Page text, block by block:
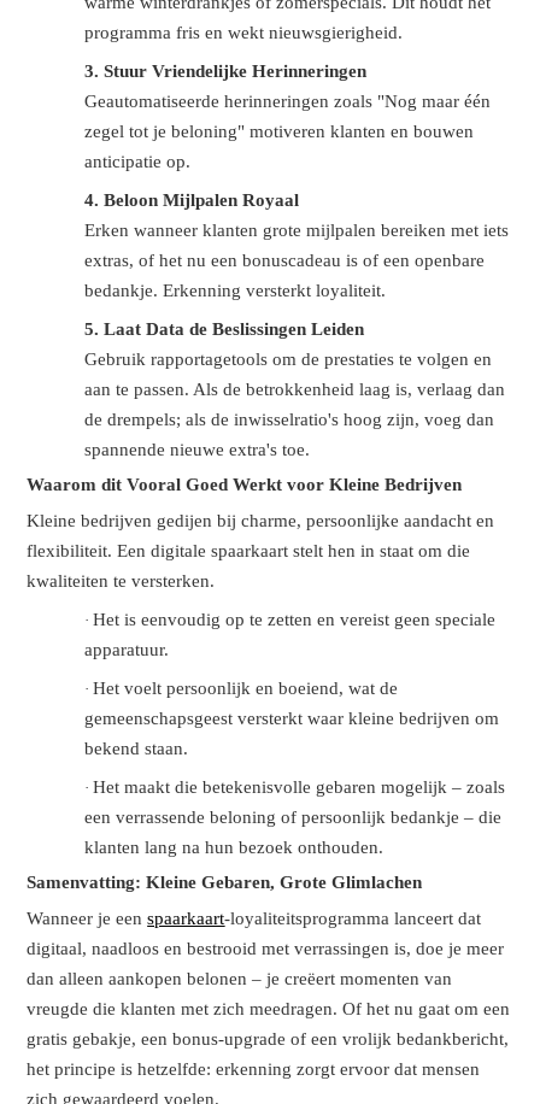
programma fris en wekt nieuwsgierigheid.
3.Stuur Vriendelijke Herinneringen
Geautomatiseerde herinneringen zoals "Nog maar één
zegel tot je beloning" motiveren klanten en bouwen
anticipatie op.
4.Beloon Mijlpalen Royaal
Erken wanneer klanten grote mijlpalen bereiken met iets
extras, of het nu een bonuscadeau is of een openbare
bedankje. Erkenning versterkt loyaliteit.
5.Laat Data de Beslissingen Leiden
Gebruik rapportagetools om de prestaties te volgen en
aan te passen. Als de betrokkenheid laag is, verlaag dan
de drempels; als de inwisselratio's hoog zijn, voeg dan
spannende nieuwe extra's toe.
Waarom dit Vooral Goed Werkt voor Kleine Bedrijven
Kleine bedrijven gedijen bij charme, persoonlijke aandacht en
flexibiliteit. Eendigitale spaarkaart stelt hen in staat om die
kwaliteiten te versterken.
·Het is eenvoudig op te zetten en vereist geen speciale
apparatuur.
·Het voelt persoonlijk en boeiend, wat de
gemeenschapsgeest versterkt waar kleine bedrijven om
bekend staan.
·Het maakt die betekenisvolle gebaren mogelijk – zoals
een verrassende beloning of persoonlijk bedankje – die
klanten lang na hun bezoek onthouden.
Samenvatting: Kleine Gebaren, Grote Glimlachen
Wanneer je eenspaarkaart-loyaliteitsprogramma lanceert dat
digitaal, naadloos en bestrooid met verrassingen is, doe je meer
dan alleen aankopen belonen – je creëert momenten van
vreugde die klanten met zich meedragen. Of het nu gaat om een
gratis gebakje, een bonus-upgrade of een vrolijk bedankbericht,
het principe is hetzelfde: erkenning zorgt ervoor dat mensen
zich gewaardeerd voelen.